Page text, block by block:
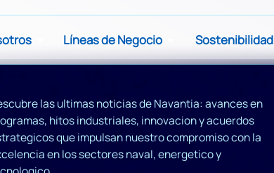
Líneas de Negocio Sostenibilidad
las ultimas noticias de Navantia: avances en
hitos industriales, innovacion y acuerdos
que impulsan nuestro compromiso con la
en los sectores naval, energetico y